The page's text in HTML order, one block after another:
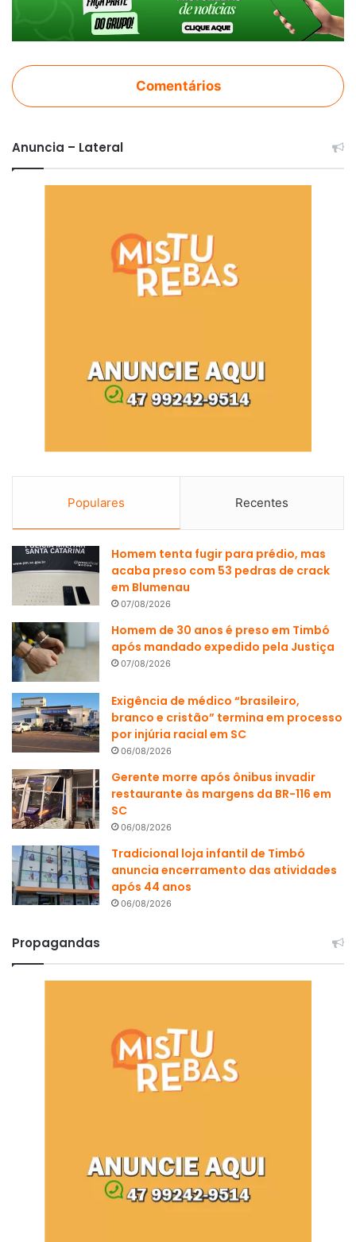
Comentários
Anuncia – Lateral
Populares Recentes
Homem tenta fugir para prédio, mas
acaba preso com 53 pedras de crack
em Blumenau
07/08/2026
Homem de 30 anos é preso em Timbó
após mandado expedido pela Justiça
07/08/2026
Exigência de médico “brasileiro,
branco e cristão” termina em processo
por injúria racial em SC
06/08/2026
Gerente morre após ônibus invadir
restaurante às margens da BR-116 em
SC
06/08/2026
Tradicional loja infantil de Timbó
anuncia encerramento das atividades
após 44 anos
06/08/2026
Propagandas